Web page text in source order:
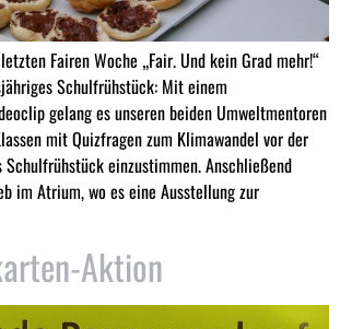
Fairen Woche „Fair. Und kein Grad mehr!“
Schulfrühstück: Mit einem
gelang es unseren beiden Umweltmentoren
mit Quizfragen zum Klimawandel vor der
Schulfrühstück einzustimmen. Anschließend
im Atrium, wo es eine Ausstellung zur
Aktion